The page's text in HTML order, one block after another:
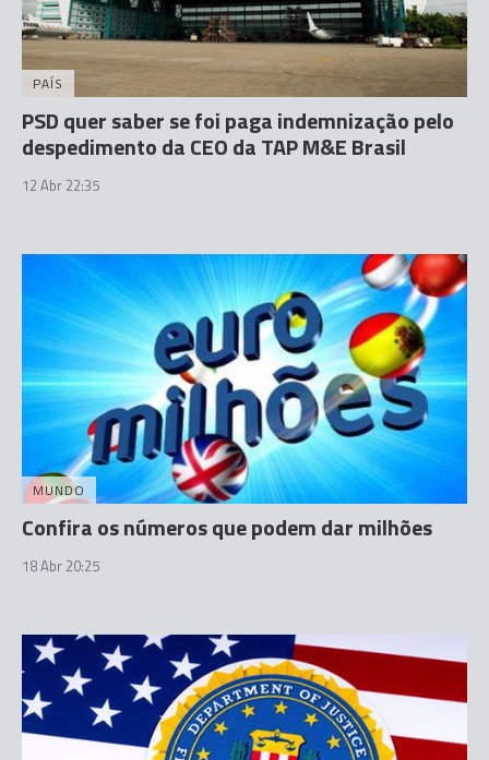
PAÍS
PSD quer saber se foi paga indemnização pelo
despedimento da CEO da TAP M&E Brasil
12 Abr 22:35
MUNDO
Confira os números que podem dar milhões
18 Abr 20:25